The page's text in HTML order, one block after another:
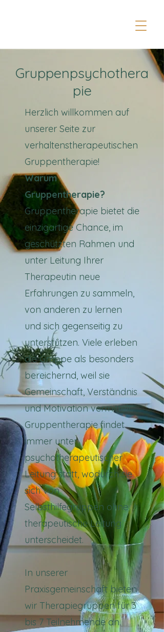
Gruppenpsychothera
pie
Herzlich willkommen auf
unserer Seite zur
verhaltenstherapeutischen
Gruppentherapie!​
Warum
Gruppentherapie?
Gruppentherapie bietet die
einzigartige Chance, im
geschützten Rahmen und
unter Leitung Ihrer
Therapeutin neue
Erfahrungen zu sammeln,
von anderen zu lernen
und sich gegenseitig zu
unterstützen. Viele erleben
die Gruppe als besonders
bereichernd, weil sie
Gemeinschaft, Verständnis
und Motivation vermittelt.
Gruppentherapie findet
immer unter
psychotherapeutischer
Leitung statt, wodurch sie
sich von
Selbsthilfegruppen ohne
therapeutische Leitung
unterscheidet.
In unserer
Praxisgemeinschaft bieten
wir Therapiegruppen für 3
bis 7 Teilnehmende an.